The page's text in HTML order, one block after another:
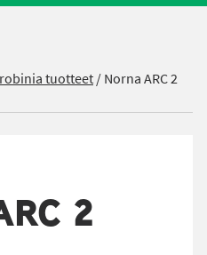
tuotteet/Norna ARC 2
2